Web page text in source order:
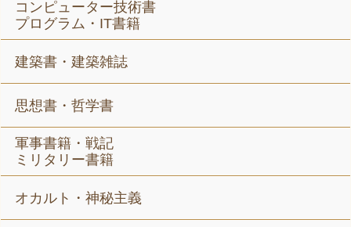
コンピューター技術書
プログラム・IT書籍
建築書・建築雑誌
思想書・哲学書
軍事書籍・戦記
ミリタリー書籍
オカルト・神秘主義